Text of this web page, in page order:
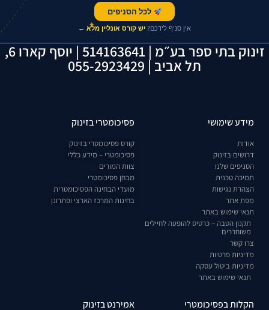
✦
לכל הסניפים
אין סניף לידכם? יש קורס אונליין מלא ←
זינוק בתי ספר בע״מ | 514163641 | יוסף קארו 6,
תל אביב | 055-2923429
מידע שימושי
אודות
דרושים בזינוק
הסניפים שלנו
תמיכה טכנית
הצהרת נגישות
מפת אתר
תנאי שימוש באתר
תקנון הטבה – כרטיס להופעה לחיילים
משוחררים
צרו קשר
מדיניות פרטיות
מדיניות ביטול עסקה
תנאי שימוש באתר
פסיכומטרי בזינוק
קורס פסיכומטרי בזינוק
פסיכומטרי – מידע כללי
צוות המורים
מבחן פסיכומטרי
מועדי הבחינה הפסיכומטרית
בחינות המרכז הארצי ופתרונן
הקלות בפסיכומטרי אמירנט בזינוק